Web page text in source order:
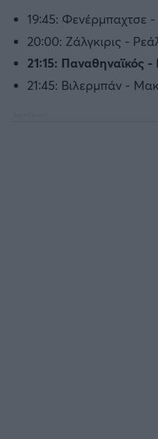
19:45: Φενέρμπαχτσε
20:00: Ζάλγκιρις -
21:15: Παναθηναϊκός
21:45: Βιλερμπάν -